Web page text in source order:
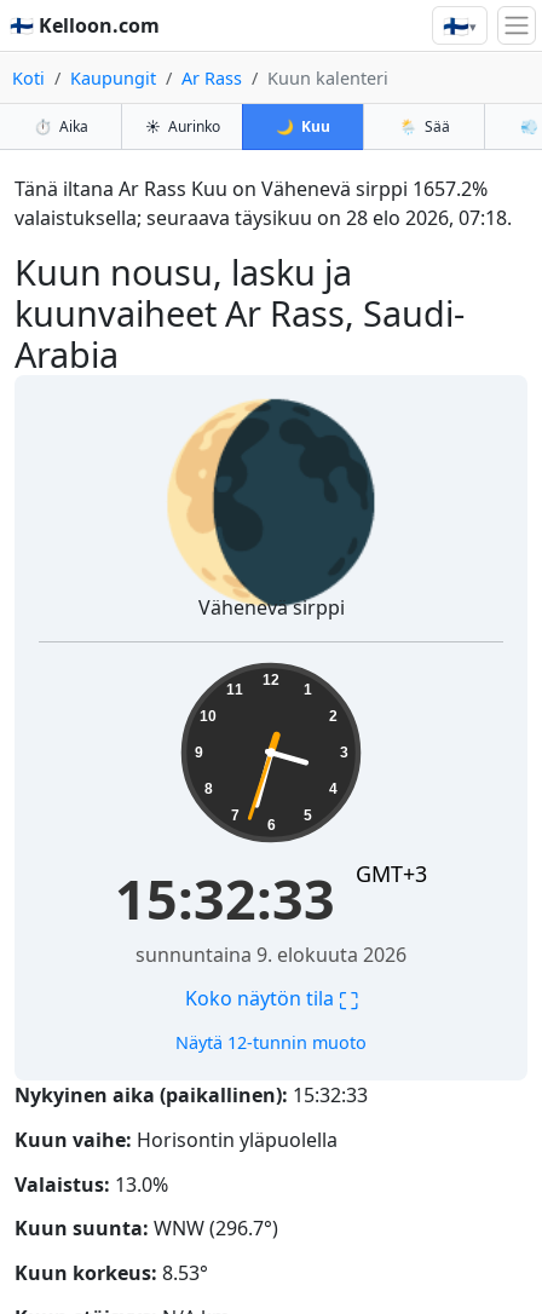
🇫🇮 Kelloon.com 🇫🇮▾
Koti Kaupungit Ar Rass Kuun kalenteri
⏱️ Aika ☀️ Aurinko 🌙 Kuu 🌦️ Sää 💨
Kuun nousu, lasku ja
kuunvaiheet Ar Rass, Saudi-
Arabia
Tänä iltana Ar Rass Kuu on Vähenevä sirppi 1657.2%
valaistuksella; seuraava täysikuu on 28 elo 2026, 07:18.
🌘
Vähenevä sirppi
12
1
2
3
4
5
6
7
8
9
10
11
15:32:34 GMT+3
sunnuntaina 9. elokuuta 2026
Koko näytön tila ⛶
Näytä 12-tunnin muoto
Nykyinen aika (paikallinen): 15:32:34
Kuun vaihe: Horisontin yläpuolella
Valaistus: 13.0%
Kuun suunta: WNW (296.7°)
Kuun korkeus: 8.53°